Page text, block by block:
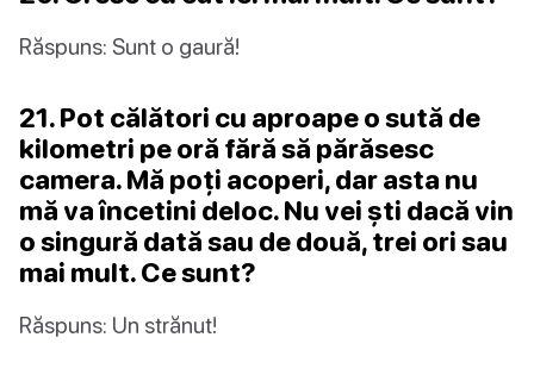
Răspuns: Sunt o gaură!
21. Pot călători cu aproape o sută de
kilometri pe oră fără să părăsesc
camera. Mă poți acoperi, dar asta nu
mă va încetini deloc. Nu vei ști dacă vin
o singură dată sau de două, trei ori sau
mai mult. Ce sunt?
Răspuns: Un strănut!